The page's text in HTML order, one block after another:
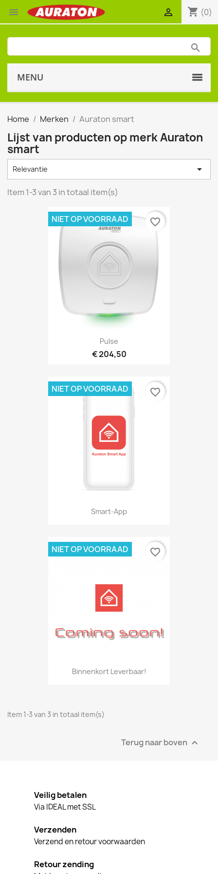
 shopping_cart (0)

MENU
Home Merken Auraton smart
Lijst van producten op merk Auraton
smart
Relevantie 
Item 1-3 van 3 in totaal item(s)
Pulse
€ 204,50
NIET OP VOORRAAD favorite_border
Smart-App
NIET OP VOORRAAD favorite_border
Binnenkort Leverbaar!
NIET OP VOORRAAD favorite_border
Item 1-3 van 3 in totaal item(s)
Terug naar boven 
Veilig betalen
Via IDEAL met SSL
Verzenden
Verzend en retour voorwaarden
Retour zending